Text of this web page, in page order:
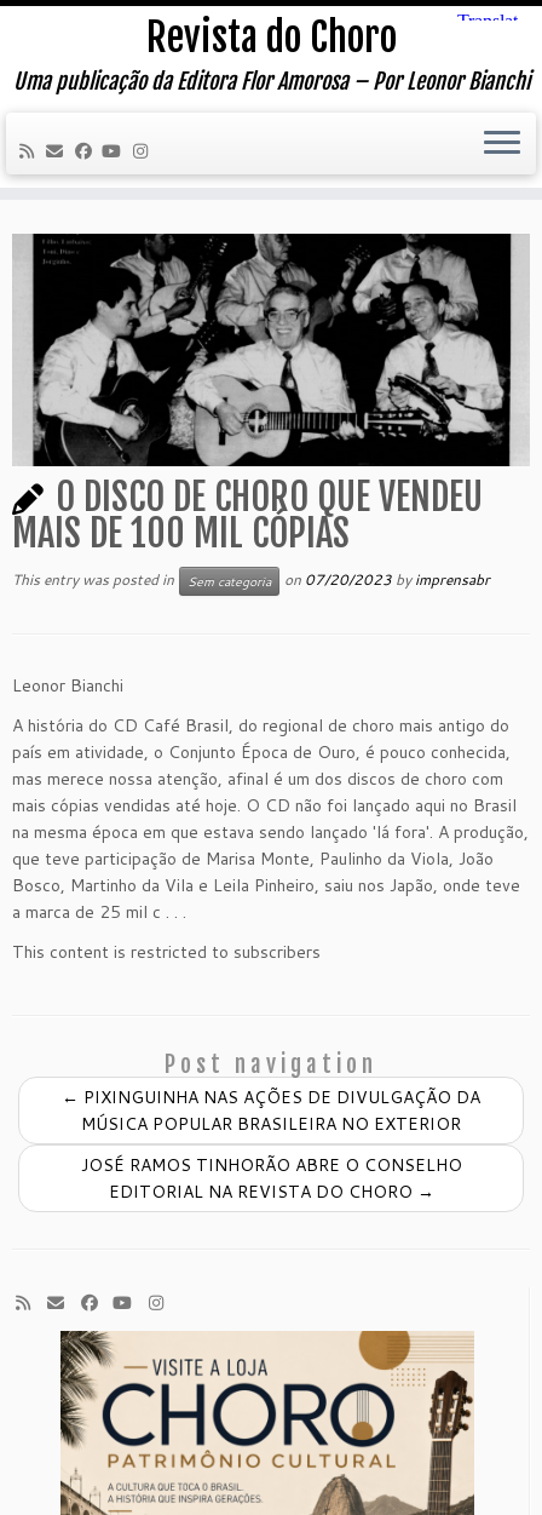
Skip
content
Revista do Choro
Uma publicação da Editora Flor Amorosa – Por Leonor Bianchi
O DISCO DE CHORO QUE VENDEU
MAIS DE 100 MIL CÓPIAS
This entry was posted in Sem categoria on 07/20/2023 byimprensabr
Leonor Bianchi
A história do CD Café Brasil, do regional de choro mais antigo do
país em atividade, o Conjunto Época de Ouro, é pouco conhecida,
mas merece nossa atenção, afinal é um dos discos de choro com
mais cópias vendidas até hoje. O CD não foi lançado aqui no Brasil
na mesma época em que estava sendo lançado 'lá fora'. A produção,
que teve participação de Marisa Monte, Paulinho da Viola, João
Bosco, Martinho da Vila e Leila Pinheiro, saiu nos Japão, onde teve
a marca de 25 mil c . . .
This content is restricted to subscribers
Post navigation
← PIXINGUINHA NAS AÇÕES DE DIVULGAÇÃO DA
MÚSICA POPULAR BRASILEIRA NO EXTERIOR
JOSÉ RAMOS TINHORÃO ABRE O CONSELHO
EDITORIAL NA REVISTA DO CHORO →